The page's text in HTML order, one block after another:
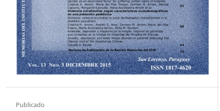
Publicado